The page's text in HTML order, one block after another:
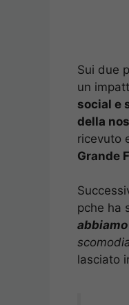
Sui due
un
social
della
ricevuto
Grande
pche
lasciato